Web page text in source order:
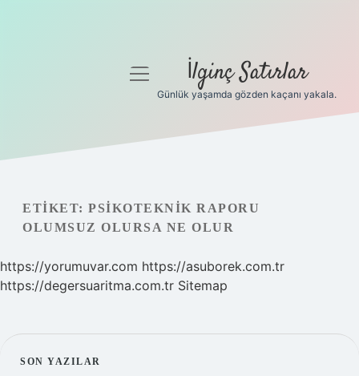
Gizlilik Politikası
Hakkımızda
menüyü
İlginç Satırlar
Günlük yaşamda gözden kaçanı yakala.
ETIKET: PSIKOTEKNIK RAPORU
OLUMSUZ OLURSA NE OLUR
https://yorumuvar.com https://asuborek.com.tr
https://degersuaritma.com.tr Sitemap
SON YAZILAR